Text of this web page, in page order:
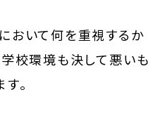
おいて何を重視するか
校環境も決して悪いも
。